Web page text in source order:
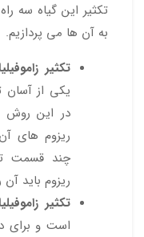
تکثیر این گیاه سه
به آن ها می پردازیم.
تکثیر
یکی از
در این روش
ریزوم های
چند قسمت
ریزوم باید
تکثیر
است و برای